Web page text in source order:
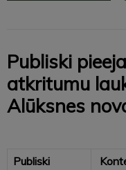
Publiski
atkritumu
Alūksnes
Publiski